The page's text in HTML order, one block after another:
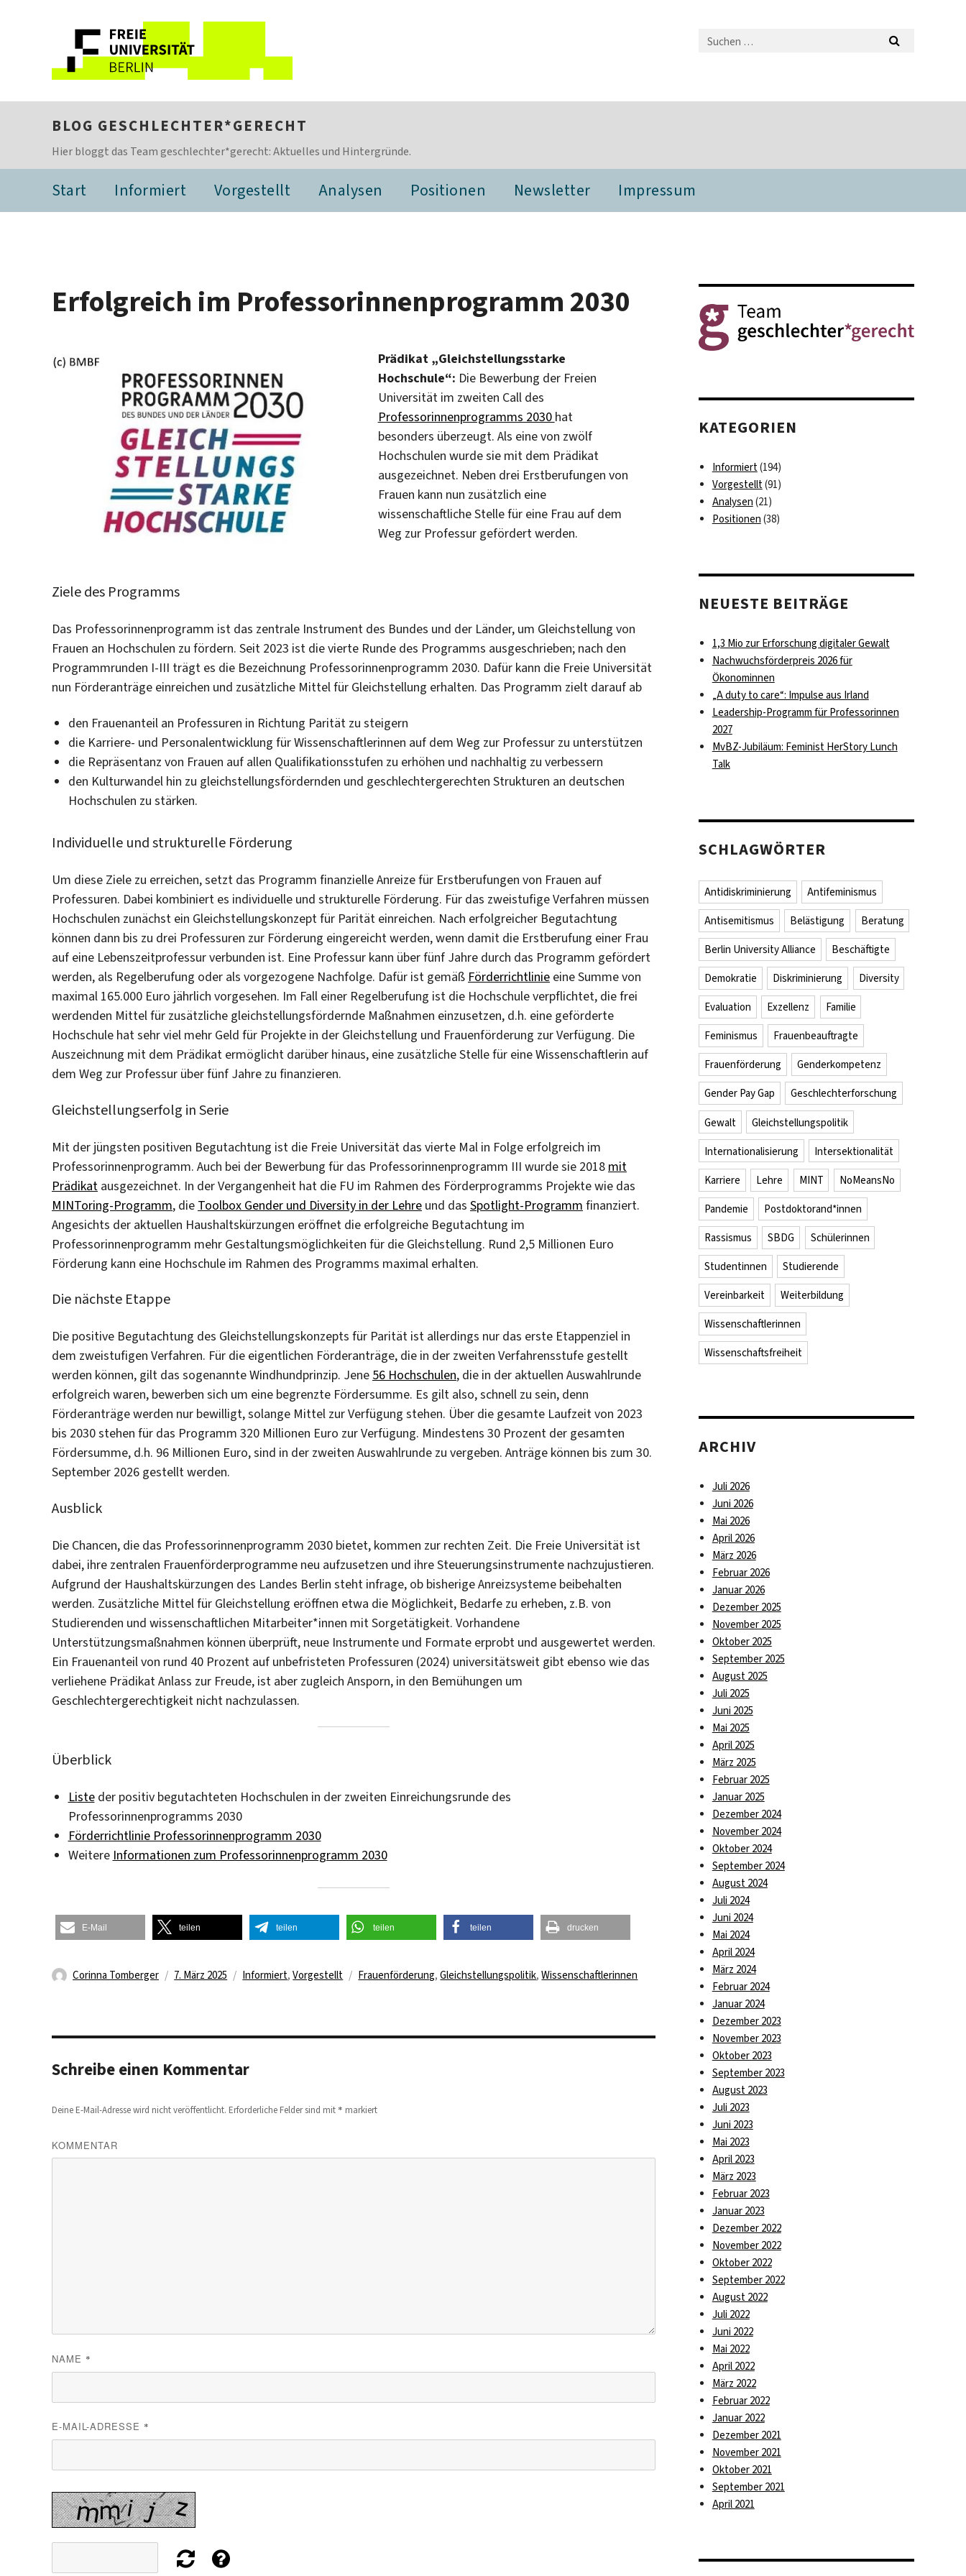
BLOG GESCHLECHTER*GERECHT
Hier bloggt das Team geschlechter*gerecht: Aktuelles und Hintergründe.
Start Informiert Vorgestellt Analysen Positionen Newsletter Impressum
Erfolgreich im Professorinnenprogramm 2030
Prädikat „Gleichstellungsstarke
Hochschule“: Die Bewerbung der Freien
Universität im zweiten Call des
Professorinnenprogramms 2030 hat
besonders überzeugt. Als eine von zwölf
Hochschulen wurde sie mit dem Prädikat
ausgezeichnet. Neben drei Erstberufungen von
Frauen kann nun zusätzlich eine
wissenschaftliche Stelle für eine Frau auf dem
Weg zur Professur gefördert werden.
Ziele des Programms
Das Professorinnenprogramm ist das zentrale Instrument des Bundes und der Länder, um Gleichstellung von
Frauen an Hochschulen zu fördern. Seit 2023 ist die vierte Runde des Programms ausgeschrieben; nach den
Programmrunden I-III trägt es die Bezeichnung Professorinnenprogramm 2030. Dafür kann die Freie Universität
nun Förderanträge einreichen und zusätzliche Mittel für Gleichstellung erhalten. Das Programm zielt darauf ab
den Frauenanteil an Professuren in Richtung Parität zu steigern
die Karriere- und Personalentwicklung für Wissenschaftlerinnen auf dem Weg zur Professur zu unterstützen
die Repräsentanz von Frauen auf allen Qualifikationsstufen zu erhöhen und nachhaltig zu verbessern
den Kulturwandel hin zu gleichstellungsfördernden und geschlechtergerechten Strukturen an deutschen
Hochschulen zu stärken.
Individuelle und strukturelle Förderung
Um diese Ziele zu erreichen, setzt das Programm finanzielle Anreize für Erstberufungen von Frauen auf
Professuren. Dabei kombiniert es individuelle und strukturelle Förderung. Für das zweistufige Verfahren müssen
Hochschulen zunächst ein Gleichstellungskonzept für Parität einreichen. Nach erfolgreicher Begutachtung
können dann bis zu drei Professuren zur Förderung eingereicht werden, wenn damit die Erstberufung einer Frau
auf eine Lebenszeitprofessur verbunden ist. Eine Professur kann über fünf Jahre durch das Programm gefördert
werden, als Regelberufung oder als vorgezogene Nachfolge. Dafür ist gemäß Förderrichtlinie eine Summe von
maximal 165.000 Euro jährlich vorgesehen. Im Fall einer Regelberufung ist die Hochschule verpflichtet, die frei
werdenden Mittel für zusätzliche gleichstellungsfördernde Maßnahmen einzusetzen, d.h. eine geförderte
Hochschule hat sehr viel mehr Geld für Projekte in der Gleichstellung und Frauenförderung zur Verfügung. Die
Auszeichnung mit dem Prädikat ermöglicht darüber hinaus, eine zusätzliche Stelle für eine Wissenschaftlerin auf
dem Weg zur Professur über fünf Jahre zu finanzieren.
Gleichstellungserfolg in Serie
Mit der jüngsten positiven Begutachtung ist die Freie Universität das vierte Mal in Folge erfolgreich im
Professorinnenprogramm. Auch bei der Bewerbung für das Professorinnenprogramm III wurde sie 2018 mit
Prädikat ausgezeichnet. In der Vergangenheit hat die FU im Rahmen des Förderprogramms Projekte wie das
MINToring-Programm, die Toolbox Gender und Diversity in der Lehre und das Spotlight-Programm finanziert.
Angesichts der aktuellen Haushaltskürzungen eröffnet die erfolgreiche Begutachtung im
Professorinnenprogramm mehr Gestaltungsmöglichkeiten für die Gleichstellung. Rund 2,5 Millionen Euro
Förderung kann eine Hochschule im Rahmen des Programms maximal erhalten.
Die nächste Etappe
Die positive Begutachtung des Gleichstellungskonzepts für Parität ist allerdings nur das erste Etappenziel in
dem zweistufigen Verfahren. Für die eigentlichen Förderanträge, die in der zweiten Verfahrensstufe gestellt
werden können, gilt das sogenannte Windhundprinzip. Jene 56 Hochschulen, die in der aktuellen Auswahlrunde
erfolgreich waren, bewerben sich um eine begrenzte Fördersumme. Es gilt also, schnell zu sein, denn
Förderanträge werden nur bewilligt, solange Mittel zur Verfügung stehen. Über die gesamte Laufzeit von 2023
bis 2030 stehen für das Programm 320 Millionen Euro zur Verfügung. Mindestens 30 Prozent der gesamten
Fördersumme, d.h. 96 Millionen Euro, sind in der zweiten Auswahlrunde zu vergeben. Anträge können bis zum 30.
September 2026 gestellt werden.
Ausblick
Die Chancen, die das Professorinnenprogramm 2030 bietet, kommen zur rechten Zeit. Die Freie Universität ist
dabei, ihre zentralen Frauenförderprogramme neu aufzusetzen und ihre Steuerungsinstrumente nachzujustieren.
Aufgrund der Haushaltskürzungen des Landes Berlin steht infrage, ob bisherige Anreizsysteme beibehalten
werden. Zusätzliche Mittel für Gleichstellung eröffnen etwa die Möglichkeit, Bedarfe zu erheben, z.B. von
Studierenden und wissenschaftlichen Mitarbeiter*innen mit Sorgetätigkeit. Vorhandene
Unterstützungsmaßnahmen können überprüft, neue Instrumente und Formate erprobt und ausgewertet werden.
Ein Frauenanteil von rund 40 Prozent auf unbefristeten Professuren (2024) universitätsweit gibt ebenso wie das
verliehene Prädikat Anlass zur Freude, ist aber zugleich Ansporn, in den Bemühungen um
Geschlechtergerechtigkeit nicht nachzulassen.
Überblick
Listeder positiv begutachteten Hochschulen in der zweiten Einreichungsrunde des
Professorinnenprogramms 2030
Förderrichtlinie Professorinnenprogramm 2030
Weitere Informationen zum Professorinnenprogramm 2030
E-Mail teilen teilen teilen teilen drucken
Autor
Corinna Tomberger
Veröffentlicht
7. März 2025 Kategorien
Informiert,Vorgestellt Schlagwörter
Frauenförderung,Gleichstellungspolitik,Wissenschaftlerinnen
Schreibe einen Kommentar
Deine E-Mail-Adresse wird nicht veröffentlicht. Erforderliche Felder sind mit * markiert
KOMMENTAR
NAME *
E-MAIL-ADRESSE *
KATEGORIEN
Informiert(194)
Vorgestellt(91)
Analysen (21)
Positionen (38)
NEUESTE BEITRÄGE
1,3 Mio zur Erforschung digitaler Gewalt
Nachwuchsförderpreis 2026 für
Ökonominnen
„A duty to care“: Impulse aus Irland
Leadership-Programm für Professorinnen
2027
MvBZ-Jubiläum: Feminist HerStory Lunch
Talk
SCHLAGWÖRTER
Antidiskriminierung Antifeminismus
Antisemitismus Belästigung Beratung
Berlin University Alliance Beschäftigte
Demokratie Diskriminierung Diversity
Evaluation Exzellenz Familie
Feminismus Frauenbeauftragte
Frauenförderung Genderkompetenz
Gender Pay Gap Geschlechterforschung
Gewalt Gleichstellungspolitik
Internationalisierung Intersektionalität
Karriere Lehre MINT NoMeansNo
Pandemie Postdoktorand*innen
Rassismus SBDG Schülerinnen
Studentinnen Studierende
Vereinbarkeit Weiterbildung
Wissenschaftlerinnen
Wissenschaftsfreiheit
ARCHIV
Juli 2026
Juni 2026
Mai 2026
April 2026
März 2026
Februar 2026
Januar 2026
Dezember 2025
November 2025
Oktober 2025
September 2025
August 2025
Juli 2025
Juni 2025
Mai 2025
April 2025
März 2025
Februar 2025
Januar 2025
Dezember 2024
November 2024
Oktober 2024
September 2024
August 2024
Juli 2024
Juni 2024
Mai 2024
April 2024
März 2024
Februar 2024
Januar 2024
Dezember 2023
November 2023
Oktober 2023
September 2023
August 2023
Juli 2023
Juni 2023
Mai 2023
April 2023
März 2023
Februar 2023
Januar 2023
Dezember 2022
November 2022
Oktober 2022
September 2022
August 2022
Juli 2022
Juni 2022
Mai 2022
April 2022
März 2022
Februar 2022
Januar 2022
Dezember 2021
November 2021
Oktober 2021
September 2021
April 2021